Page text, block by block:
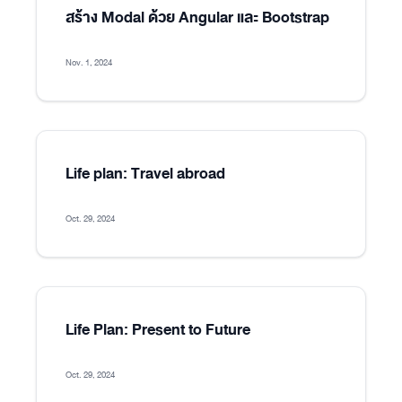
สร้าง Modal ด้วย Angular และ Bootstrap
Nov. 1, 2024
Life plan: Travel abroad
Oct. 29, 2024
Life Plan: Present to Future
Oct. 29, 2024